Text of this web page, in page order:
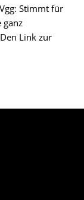
Stimmt für
ganz
Link zur